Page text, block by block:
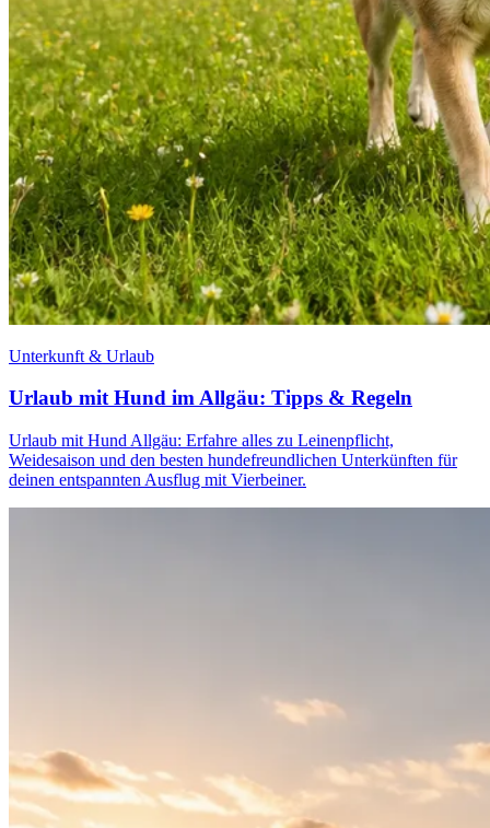
Unterkunft & Urlaub
Urlaub mit Hund im Allgäu: Tipps & Regeln
Urlaub mit Hund Allgäu: Erfahre alles zu Leinenpflicht,
Weidesaison und den besten hundefreundlichen Unterkünften für
deinen entspannten Ausflug mit Vierbeiner.